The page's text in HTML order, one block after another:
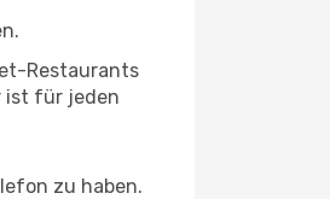
Restaurants
ist für jeden
zu haben.